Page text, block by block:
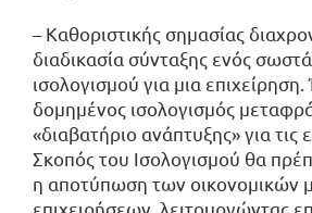
– Καθοριστικής σημασίας
διαδικασία σύνταξης ενός
ισολογισμού για μια
δομημένος ισολογισμός
«διαβατήριο ανάπτυξης» για τις
Σκοπός του Ισολογισμού θα
η αποτύπωση των οικονομικών